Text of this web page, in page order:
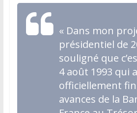
« Dans mon
présidentiel de
souligné que
4 août 1993 qui
officiellement
avances de la